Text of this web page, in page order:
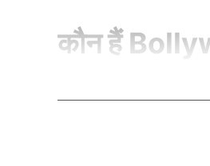
कौन हैं
1.दीपिका